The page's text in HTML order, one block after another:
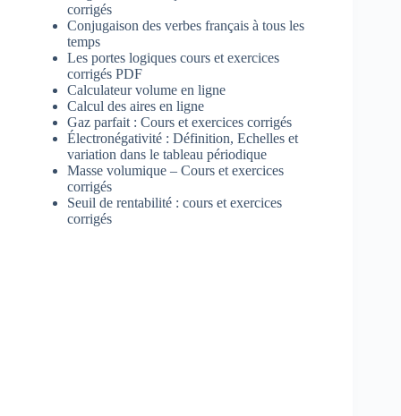
corrigés
Conjugaison des verbes français à tous les
temps
Les portes logiques cours et exercices
corrigés PDF
Calculateur volume en ligne
Calcul des aires en ligne
Gaz parfait : Cours et exercices corrigés
Électronégativité : Définition, Echelles et
variation dans le tableau périodique
Masse volumique – Cours et exercices
corrigés
Seuil de rentabilité : cours et exercices
corrigés